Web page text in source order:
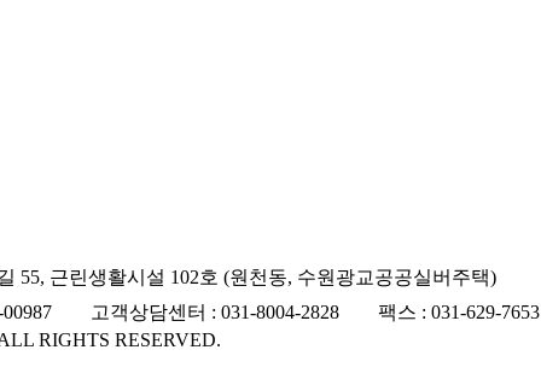
55, 근린생활시설 102호 (원천동, 수원광교공공실버주택)
고객상담센터 : 031-8004-2828 팩스 : 031-629-7653
RIGHTS RESERVED.